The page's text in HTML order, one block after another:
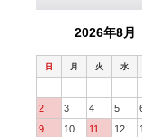
2026年8月
日 月 火 水
2
3 4 5
9
10 11 12